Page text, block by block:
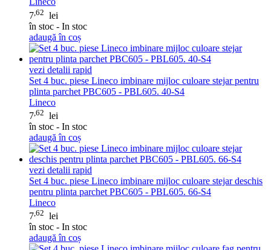
7 ,62 lei
în stoc - In stoc
adaugă în coș
vezi detalii rapid
Set 4 buc. piese Lineco imbinare mijloc culoare stejar pentru
plinta parchet PBC605 - PBL605. 40-S4
Lineco
7 ,62 lei
în stoc - In stoc
adaugă în coș
vezi detalii rapid
Set 4 buc. piese Lineco imbinare mijloc culoare stejar deschis
pentru plinta parchet PBC605 - PBL605. 66-S4
Lineco
7 ,62 lei
în stoc - In stoc
adaugă în coș